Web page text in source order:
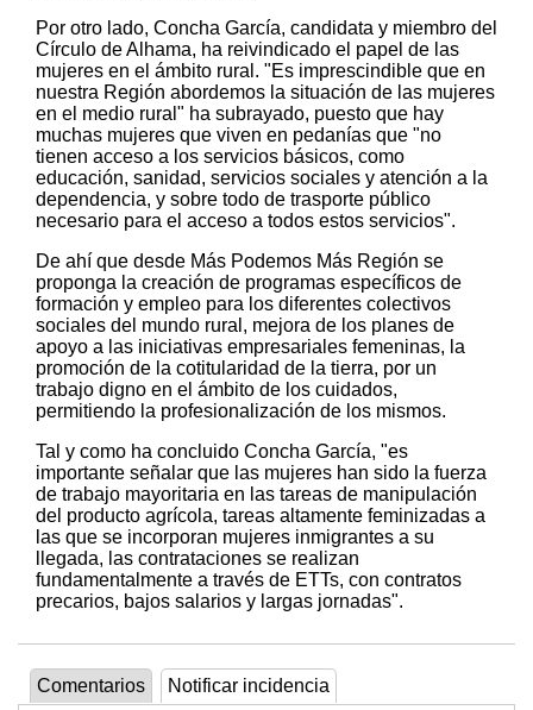
Por otro lado, Concha García, candidata y miembro del
Círculo de Alhama, ha reivindicado el papel de las
mujeres en el ámbito rural. "Es imprescindible que en
nuestra Región abordemos la situación de las mujeres
en el medio rural" ha subrayado, puesto que hay
muchas mujeres que viven en pedanías que "no
tienen acceso a los servicios básicos, como
educación, sanidad, servicios sociales y atención a la
dependencia, y sobre todo de trasporte público
necesario para el acceso a todos estos servicios".
De ahí que desde Más Podemos Más Región se
proponga la creación de programas específicos de
formación y empleo para los diferentes colectivos
sociales del mundo rural, mejora de los planes de
apoyo a las iniciativas empresariales femeninas, la
promoción de la cotitularidad de la tierra, por un
trabajo digno en el ámbito de los cuidados,
permitiendo la profesionalización de los mismos.
Tal y como ha concluido Concha García, "es
importante señalar que las mujeres han sido la fuerza
de trabajo mayoritaria en las tareas de manipulación
del producto agrícola, tareas altamente feminizadas a
las que se incorporan mujeres inmigrantes a su
llegada, las contrataciones se realizan
fundamentalmente a través de ETTs, con contratos
precarios, bajos salarios y largas jornadas".
Comentarios Notificar incidencia